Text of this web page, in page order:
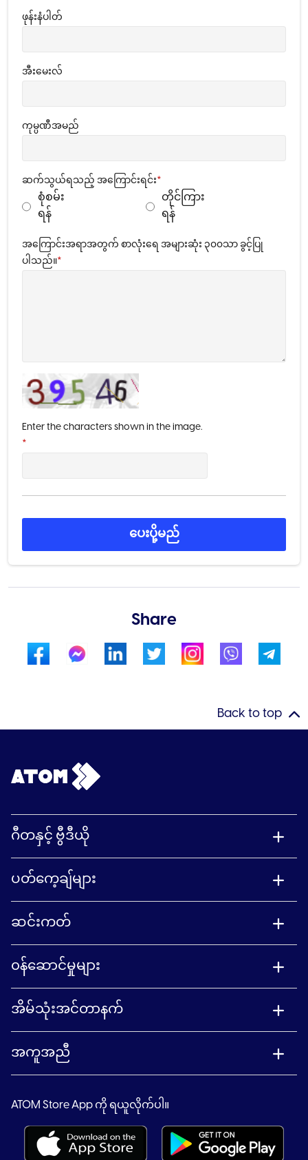
ဖုန်းနံပါတ်
အီးမေးလ်
ကုမ္ပဏီအမည်
ဆက်သွယ်ရသည့် အကြောင်းရင်း*
စုံစမ်း
ရန်
တိုင်ကြား
ရန်
အကြောင်းအရာအတွက် စာလုံးရေ အများဆုံး ၃၀၀သာ ခွင့်ပြု
ပါသည်။*
Enter the characters shown in the image.
*
ပေးပို့မည်
Share
Back to top
ဂီတနှင့် ဗွီဒီယို
ပတ်ကေ့ချ်များ
ဆင်းကတ်
၀န်ဆောင်မှုများ
အိမ်သုံးအင်တာနက်
အကူအညီ
ATOM Store App ကို ရယူလိုက်ပါ။